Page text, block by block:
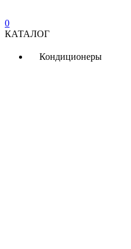
0
КАТАЛОГ
Кондиционеры